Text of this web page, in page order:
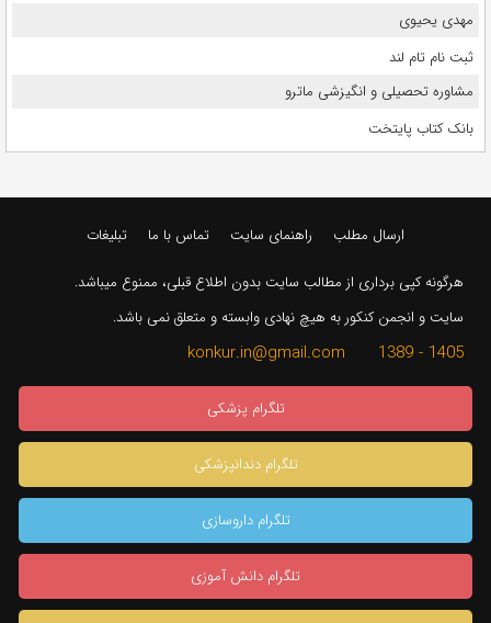
مهدی یحیوی
ثبت نام تام لند
مشاوره تحصیلی و انگیزشی ماترو
بانک کتاب پایتخت
ارسال مطلب راهنمای سایت تماس با ما تبلیغات
هرگونه کپی برداری از مطالب سایت بدون اطلاع قبلی، ممنوع میباشد.
سایت و انجمن کنکور به هیچ نهادی وابسته و متعلق نمی باشد.
1405 - 1389 konkur.in@gmail.com
تلگرام پزشکی
تلگرام دندانپزشکی
تلگرام داروسازی
تلگرام دانش آموزی